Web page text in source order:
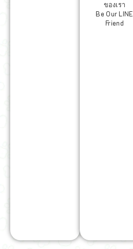
ของเรา
Be Our LINE
Friend